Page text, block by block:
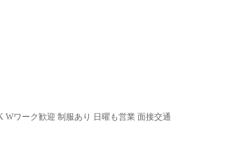
ワーク歓迎 制服あり 日曜も営業 面接交通